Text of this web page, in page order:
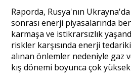
Yazarlar
Raporda, Rusya'nın Ukrayna'da
sonrası enerji piyasalarında
karmaşa ve istikrarsızlık
riskler karşısında enerji
alınan önlemler nedeniyle gaz
kış dönemi boyunca çok